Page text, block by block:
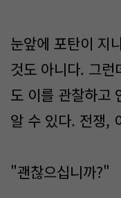
눈앞에 포탄이 지
것도 아니다. 그
도 이를 관찰하고
알 수 있다. 전쟁,
"괜찮으십니까?"